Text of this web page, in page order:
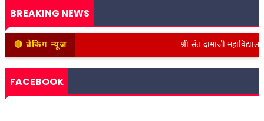
BREAKING NEWS
🔴 ब्रेकिंग न्यूज श्री संत दामाजी महाविद्यालयात
FACEBOOK